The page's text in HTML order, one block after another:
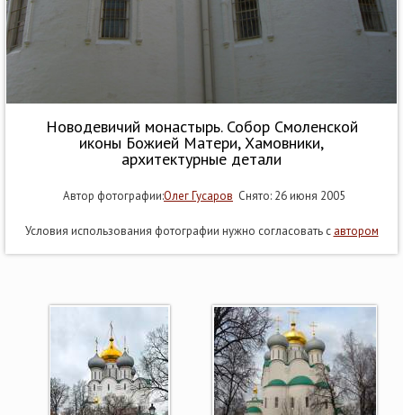
Новодевичий монастырь. Собор Смоленской
иконы Божией Матери, Хамовники,
архитектурные детали
Автор фотографии:Олег Гусаров Снято: 26 июня 2005
Условия использования фотографии нужно согласовать с автором